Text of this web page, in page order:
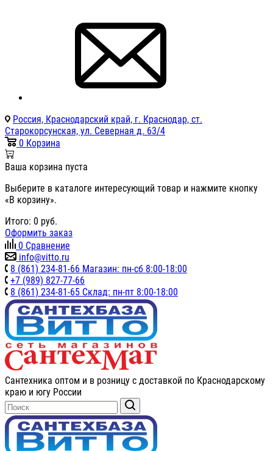
Россия, Краснодарский край, г. Краснодар, ст.
Старокорсунская, ул. Северная д. 63/4
0 Корзина
Ваша корзина пуста
Выберите в каталоге интересующий товар и нажмите кнопку
«В корзину».
Итого: 0 руб.
Оформить заказ
0 Сравнение
info@vitto.ru
8 (861) 234-81-66 Магазин: пн-сб 8:00-18:00
+7 (989) 827-77-66
8 (861) 234-81-65 Склад: пн-пт 8:00-18:00
Сантехника оптом и в розницу с доставкой по Краснодарскому
краю и югу России